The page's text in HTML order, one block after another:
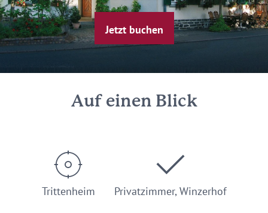
Jetzt buchen
Auf einen Blick
Trittenheim Privatzimmer, Winzerhof